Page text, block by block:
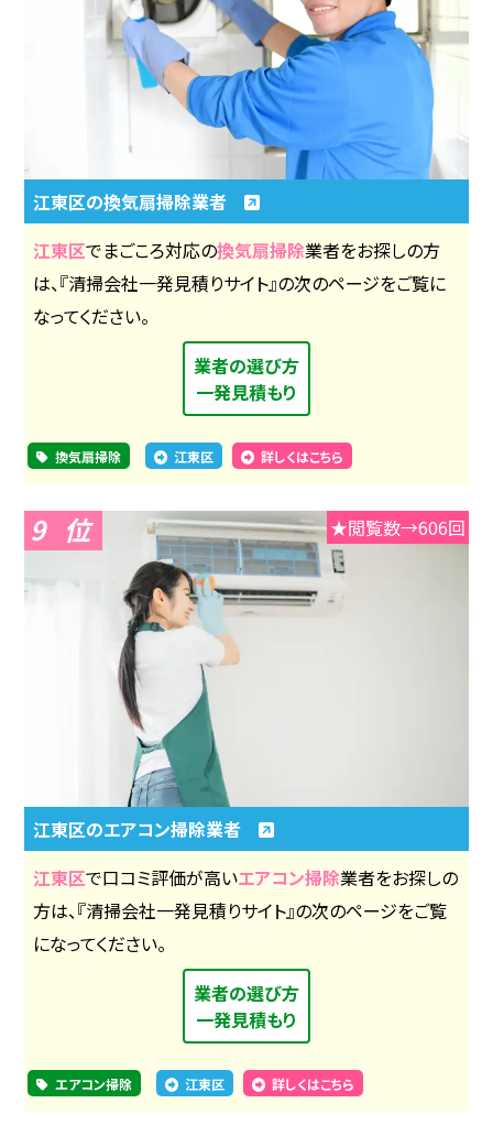
江東区の換気扇掃除業者
江東区でまごころ対応の換気扇掃除業者をお探しの方
は、『清掃会社一発見積りサイト』の次のページをご覧に
なってください。
業者の選び方
一発見積もり
換気扇掃除 江東区 詳しくはこちら
9 ★閲覧数→606回
江東区のエアコン掃除業者
江東区で口コミ評価が高いエアコン掃除業者をお探しの
方は、『清掃会社一発見積りサイト』の次のページをご覧
になってください。
業者の選び方
一発見積もり
エアコン掃除 江東区 詳しくはこちら